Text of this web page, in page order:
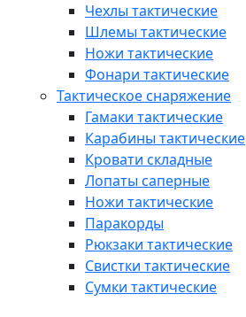
Чехлы тактические
Шлемы тактические
Ножи тактические
Фонари тактические
Тактическое снаряжение
Гамаки тактические
Карабины тактические
Кровати складные
Лопаты саперные
Ножи тактические
Паракорды
Рюкзаки тактические
Свистки тактические
Сумки тактические